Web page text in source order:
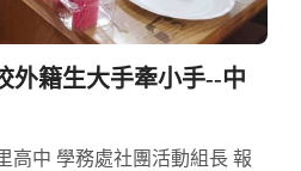
外籍生大手牽小手--中
高中 學務處社團活動組長 報